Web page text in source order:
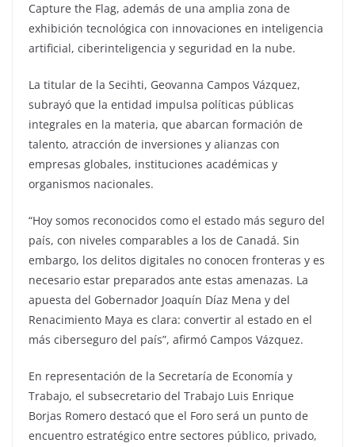
Capture the Flag, además de una amplia zona de
exhibición tecnológica con innovaciones en inteligencia
artificial, ciberinteligencia y seguridad en la nube.
La titular de la Secihti, Geovanna Campos Vázquez,
subrayó que la entidad impulsa políticas públicas
integrales en la materia, que abarcan formación de
talento, atracción de inversiones y alianzas con
empresas globales, instituciones académicas y
organismos nacionales.
“Hoy somos reconocidos como el estado más seguro del
país, con niveles comparables a los de Canadá. Sin
embargo, los delitos digitales no conocen fronteras y es
necesario estar preparados ante estas amenazas. La
apuesta del Gobernador Joaquín Díaz Mena y del
Renacimiento Maya es clara: convertir al estado en el
más ciberseguro del país”, afirmó Campos Vázquez.
En representación de la Secretaría de Economía y
Trabajo, el subsecretario del Trabajo Luis Enrique
Borjas Romero destacó que el Foro será un punto de
encuentro estratégico entre sectores público, privado,